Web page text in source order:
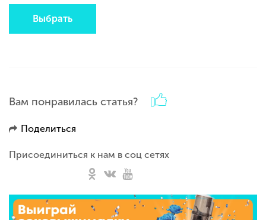
Выбрать
Вам понравилась статья?
Поделиться
Присоединиться к нам в соц сетях